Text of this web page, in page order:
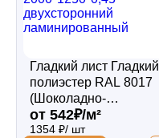
Гладкий лист Гладкий
полиэстер RAL 8017
(Шоколадно-
коричневый)
2000*1250*0,45
от 542₽/м²
1354 ₽/ шт